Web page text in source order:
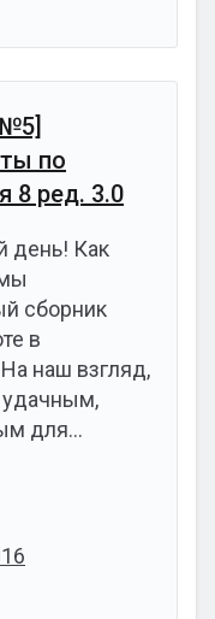
по
8 ред. 3.0
день! Как
сборник
в
наш взгляд,
удачным,
для…